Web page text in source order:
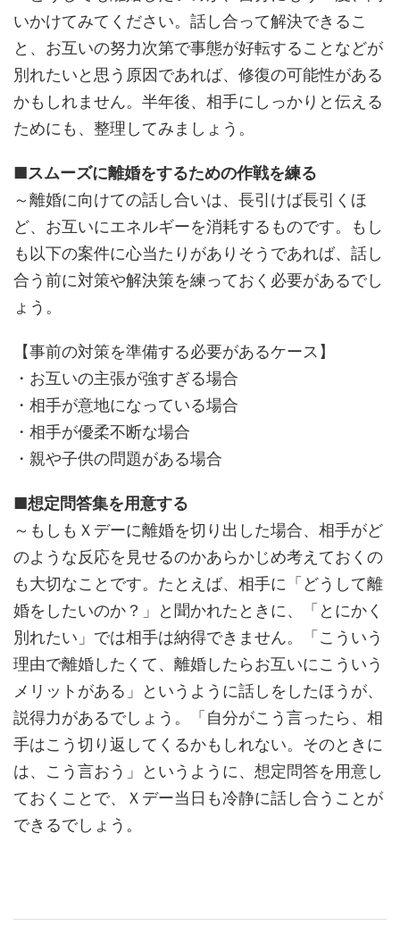
いかけてみてください。話し合って解決できるこ
と、お互いの努力次第で事態が好転することなどが
別れたいと思う原因であれば、修復の可能性がある
かもしれません。半年後、相手にしっかりと伝える
ためにも、整理してみましょう。
■スムーズに離婚をするための作戦を練る
～離婚に向けての話し合いは、長引けば長引くほ
ど、お互いにエネルギーを消耗するものです。もし
も以下の案件に心当たりがありそうであれば、話し
合う前に対策や解決策を練っておく必要があるでし
ょう。
【事前の対策を準備する必要があるケース】
・お互いの主張が強すぎる場合
・相手が意地になっている場合
・相手が優柔不断な場合
・親や子供の問題がある場合
■想定問答集を用意する
～もしもＸデーに離婚を切り出した場合、相手がど
のような反応を見せるのかあらかじめ考えておくの
も大切なことです。たとえば、相手に「どうして離
婚をしたいのか？」と聞かれたときに、「とにかく
別れたい」では相手は納得できません。「こういう
理由で離婚したくて、離婚したらお互いにこういう
メリットがある」というように話しをしたほうが、
説得力があるでしょう。「自分がこう言ったら、相
手はこう切り返してくるかもしれない。そのときに
は、こう言おう」というように、想定問答を用意し
ておくことで、Ｘデー当日も冷静に話し合うことが
できるでしょう。